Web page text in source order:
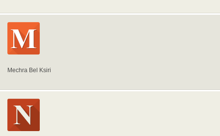
Mechra Bel Ksiri